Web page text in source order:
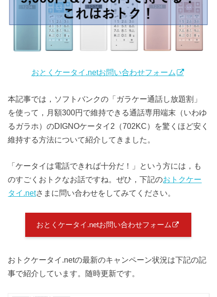
おとくケータイ.netお問い合わせフォーム
本記事では，ソフトバンクの「ガラケー通話し放題割」
を使って，月額300円で維持できる通話専用端末（いわゆ
るガラホ）のDIGNOケータイ2（702KC）を驚くほど安く
維持する方法について紹介してきました。
「ケータイは電話できれば十分だ！」という方には，も
のすごくおトクなお話ですね。ぜひ，下記のおトクケー
タイ.netさまに問い合わせをしてみてください。
おとくケータイ.netお問い合わせフォーム
おトクケータイ.netの最新のキャンペーン状況は下記の記
事で紹介しています。随時更新です。